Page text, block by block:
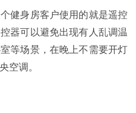
健身房客户使用的就是遥控
器可以避免出现有人乱调温
等场景，在晚上不需要开灯
空调。